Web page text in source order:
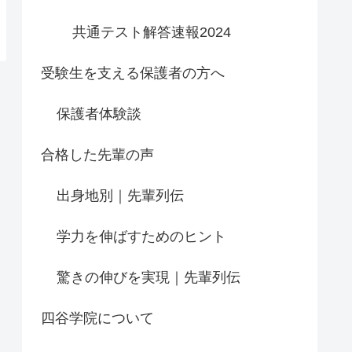
共通テスト解答速報2024
受験生を支える保護者の方へ
保護者体験談
合格した先輩の声
出身地別｜先輩列伝
学力を伸ばすためのヒント
驚きの伸びを実現｜先輩列伝
四谷学院について